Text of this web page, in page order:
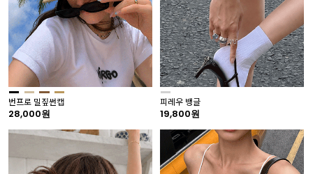
번프로 밀짚썬캡
28,000원
피레우 뱅글
19,800원